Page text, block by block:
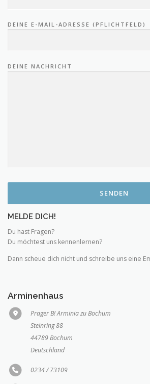
DEINE E-MAIL-ADRESSE (PFLICHTFELD)
DEINE NACHRICHT
MELDE DICH!
Du hast Fragen?
Du möchtest uns kennenlernen?
Dann scheue dich nicht und schreibe uns eine
Arminenhaus
Prager B! Arminia zu Bochum
Steinring 88
44789 Bochum
Deutschland
0234 / 73109